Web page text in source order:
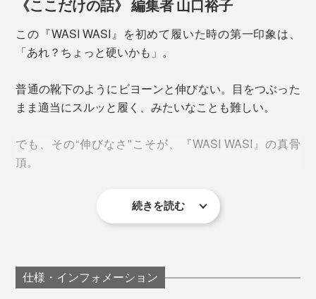
そして、この靴下の真価がわかるのは、一日履いたあ
足汗をしっかり受け止めて、湿気を外へ逃がしてくれる
突然のお座敷会食や人前で靴を脱ぐ場面でも、もう、慌
備えています。
和紙ソックス誕生のきっかけは、意外にもコロナ禍のマ
スクづくり。
当初は綿素材で製作していましたが、洗濯を重ねるうち
に毛羽立ってしまい、「肌がチクチクする」「かゆくな
そこで和紙素材を試したところ、毛羽立ちにくく、ムレ
《ここだけの話》 編集者 山口裕子
この『WASI WASI』を初めて履いた時の第一印象は、
「あれ？ちょっと硬いかも」。
普通の靴下のようにビヨーンと伸びない。目をつぶった
まま適当にスルッと履く、みたいなことも難しい。
でも、その“伸びなさ”こそが、『WASI WASI』の真骨
頂。
履いてみると足にピタッと沿い、靴の中でズレない。さ
その理由を、フルカワの古川社長にお聞きしました。
続きを読む
仕様・インフォメーション